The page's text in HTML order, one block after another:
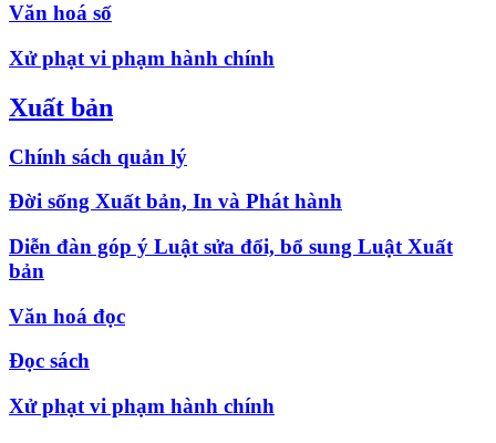
Văn hoá số
Xử phạt vi phạm hành chính
Xuất bản
Chính sách quản lý
Đời sống Xuất bản, In và Phát hành
Diễn đàn góp ý Luật sửa đổi, bổ sung Luật Xuất
bản
Văn hoá đọc
Đọc sách
Xử phạt vi phạm hành chính